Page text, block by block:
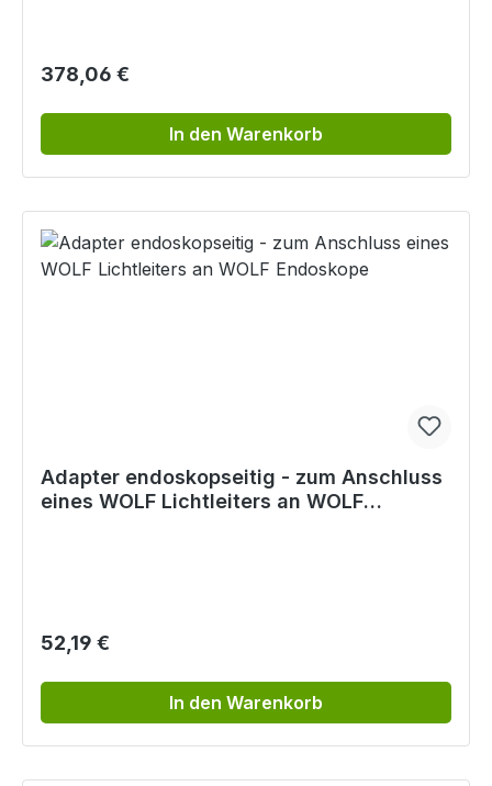
Regulärer Preis:
378,06 €
In den Warenkorb
Adapter endoskopseitig - zum Anschluss
eines WOLF Lichtleiters an WOLF
Regulärer Preis:
52,19 €
In den Warenkorb